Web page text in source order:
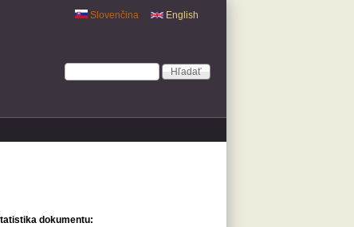
English
Slovenčina
Vyhľadávanie
Hľadať
dokumentu: